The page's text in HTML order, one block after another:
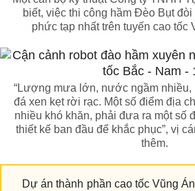
biết, việc thi công hầm Đèo Bụt
phức tạp nhất trên tuyến cao tốc
“Lượng mưa lớn, nước ngầm nhiều,
đá xen kẹt rời rạc. Một số điểm địa
nhiều khó khăn, phải đưa ra một số
thiết kế ban đầu để khắc phục”, vị
thêm.
Dự án thành phần cao tốc Vũng